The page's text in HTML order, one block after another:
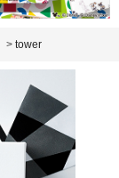
> tower